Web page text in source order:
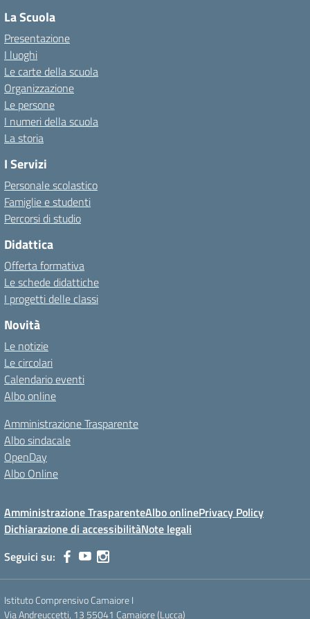
La Scuola
Presentazione
I luoghi
Le carte della scuola
Organizzazione
Le persone
I numeri della scuola
La storia
I Servizi
Personale scolastico
Famiglie e studenti
Percorsi di studio
Didattica
Offerta formativa
Le schede didattiche
I progetti delle classi
Novità
Le notizie
Le circolari
Calendario eventi
Albo online
Amministrazione Trasparente
Albo sindacale
OpenDay
Albo Online
Amministrazione TrasparenteAlbo onlinePrivacy Policy
Dichiarazione di accessibilitàNote legali
Seguici su:
Istituto Comprensivo Camaiore I
Via Andreuccetti, 13 55041 Camaiore (Lucca)